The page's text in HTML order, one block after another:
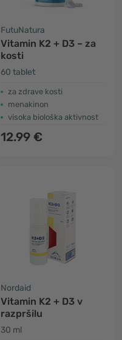
FutuNatura
Vitamin K2 + D3 – za
kosti
60 tablet
za zdrave kosti
menakinon
visoka biološka aktivnost
12.99 €
Nordaid
Vitamin K2 + D3 v
razpršilu
30 ml